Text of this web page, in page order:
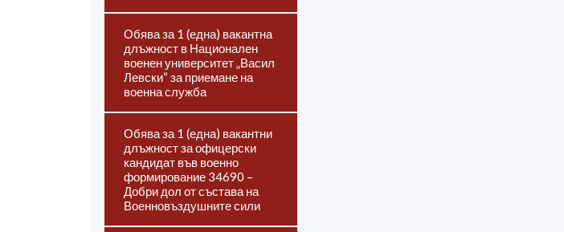
Обява за 1 (една) вакантна
длъжност в Национален
военен университет „Васил
Левски“ за приемане на
военна служба
Обява за 1 (една) вакантни
длъжност за офицерски
кандидат във военно
формирование 34690 –
Добри дол от състава на
Военновъздушните сили